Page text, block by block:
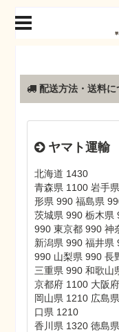
配送方法・送料に
ヤマト運輸
北海道 1430
青森県 1100 岩手
形県 990 福島県
茨城県 990 栃木県
990 東京都 990 神
新潟県 990 福井県
990 山梨県 990 長
三重県 990 和歌山
京都府 1100 大阪
岡山県 1210 広島
口県 1210
香川県 1320 徳島